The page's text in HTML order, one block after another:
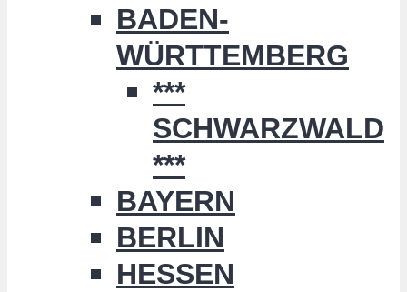
BADEN-
WÜRTTEMBERG
***
SCHWARZWALD
***
BAYERN
BERLIN
HESSEN